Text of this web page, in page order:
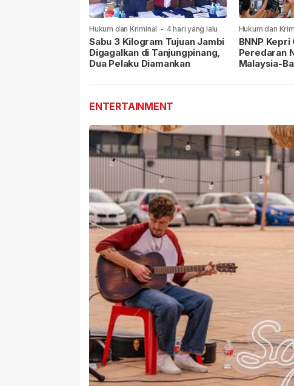
Hukum dan Kriminal - 4 hari yang lalu
Sabu 3 Kilogram Tujuan Jambi
Digagalkan di Tanjungpinang,
Dua Pelaku Diamankan
Hukum dan
lalu
BNNP Kepri
Peredaran
Malaysia-
ENTERTAINMENT